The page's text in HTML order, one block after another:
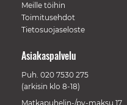
Meille töihin
Toimitusehdot
Tietosuojaseloste
Asiakaspalvelu
Puh. 020 7530 275
(arkisin klo 8-18)
Matkapuhelin-/pv-maksu 17